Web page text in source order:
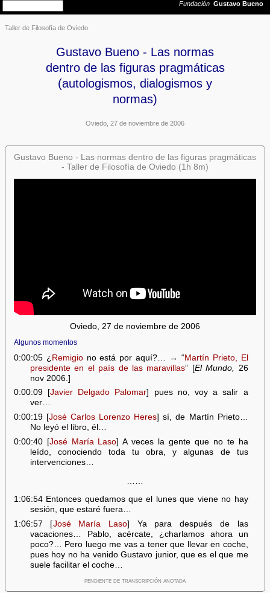
Taller de Filosofía de Oviedo
Gustavo Bueno - Las normas
dentro de las figuras pragmáticas
(autologismos, dialogismos y
normas)
Oviedo, 27 de noviembre de 2006
Gustavo Bueno - Las normas dentro de las figuras pragmáticas
- Taller de Filosofía de Oviedo (1h 8m)
Oviedo, 27 de noviembre de 2006
Algunos momentos
0:00:05 ¿ Remigiono está por aquí?… → “Martín Prieto, El
presidente en el país de las maravillas” [El Mundo,
26
nov 2006.]
0:00:09 [Javier Delgado Palomar] pues no, voy a salir a
ver…
0:00:19 [José Carlos Lorenzo Heres] sí, de Martín Prieto…
No leyó el libro, él…
0:00:40 [José María Laso] A veces la gente que no te ha
leído, conociendo toda tu obra, y algunas de tus
intervenciones…
1:06:54 Entonces quedamos que el lunes que viene no hay
sesión, que estaré fuera…
1:06:57 [José María Laso] Ya para después de las
vacaciones… Pablo, acércate, ¿charlamos ahora un
poco?… Pero luego me vas a tener que llevar en coche,
pues hoy no ha venido Gustavo junior, que es el que me
suele facilitar el coche…
pendiente de transcripción anotada